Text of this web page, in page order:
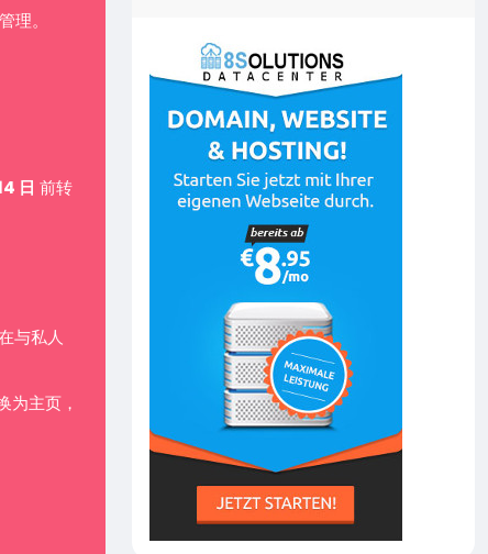
理。
日 前转
与私人
为主页，